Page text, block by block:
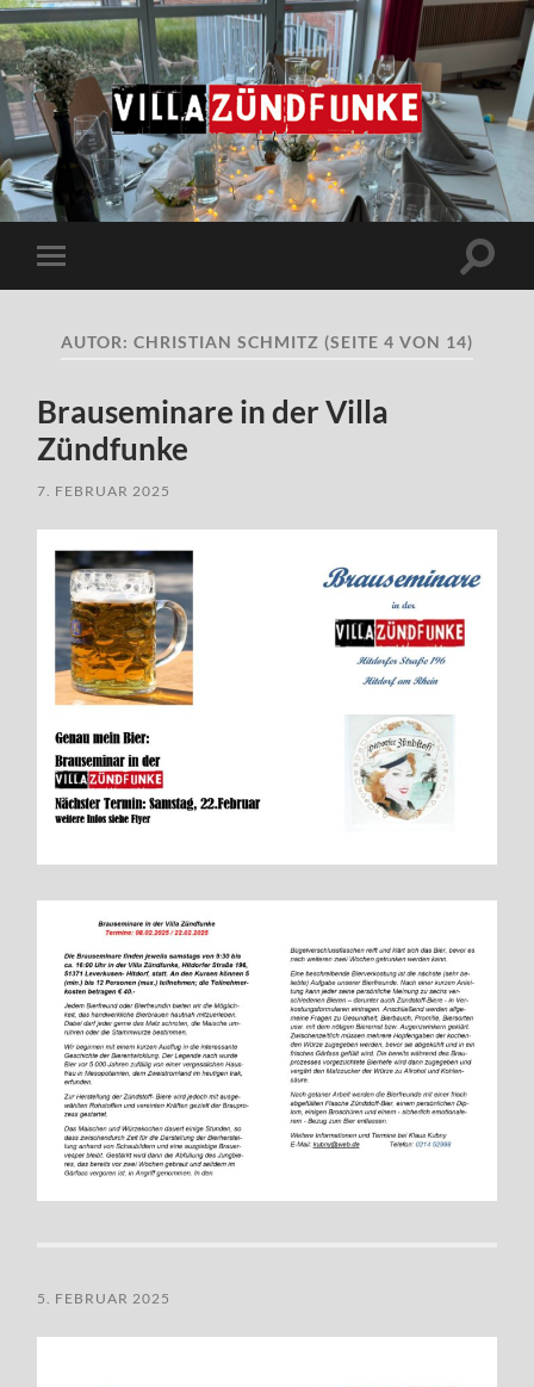
Villa
Zündfunke
Mobile-
Menü
AUTOR: CHRISTIAN SCHMITZ (SEITE 4 VON 14)
Brauseminare in der Villa
Zündfunke
7. FEBRUAR 2025
5. FEBRUAR 2025